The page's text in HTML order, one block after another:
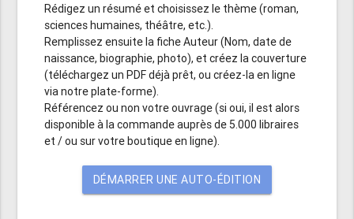
Rédigez un résumé et choisissez le thème (roman,
sciences humaines, théâtre, etc.).
Remplissez ensuite la fiche Auteur (Nom, date de
naissance, biographie, photo), et créez la couverture
(téléchargez un PDF déjà prêt, ou créez-la en ligne
via notre plate-forme).
Référencez ou non votre ouvrage (si oui, il est alors
disponible à la commande auprès de 5.000 libraires
et / ou sur votre boutique en ligne).
DÉMARRER UNE AUTO-ÉDITION